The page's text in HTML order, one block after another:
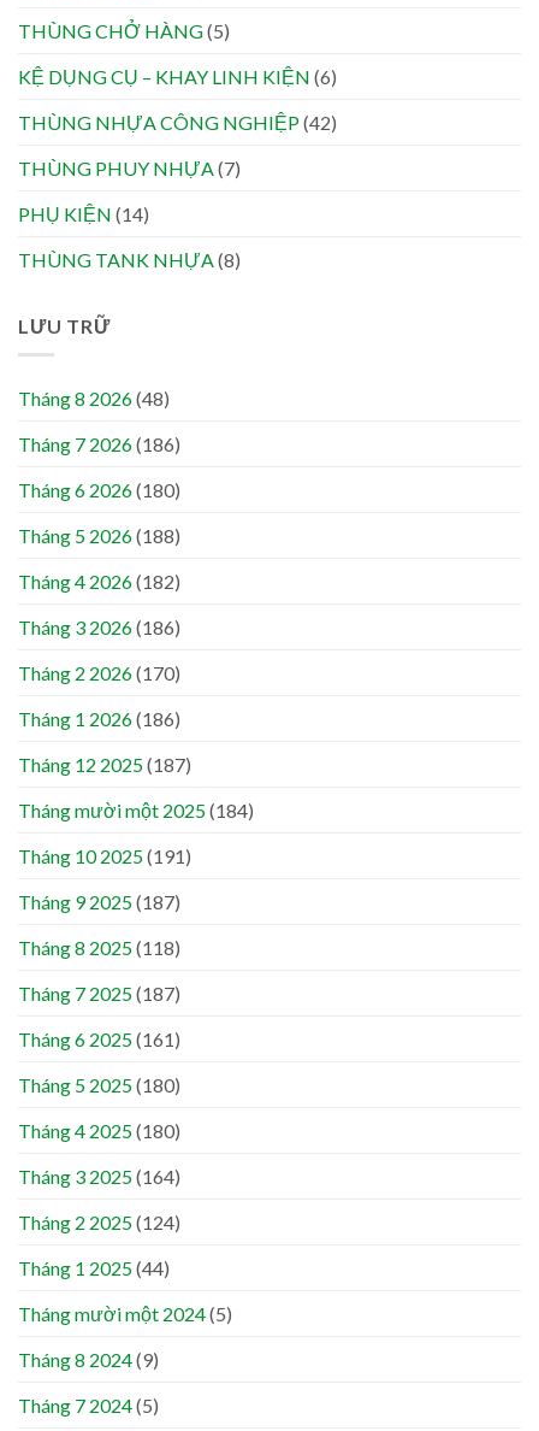
THÙNG CHỞ HÀNG(5)
KỆ DỤNG CỤ – KHAY LINH KIỆN (6)
THÙNG NHỰA CÔNG NGHIỆP(42)
THÙNG PHUY NHỰA(7)
PHỤ KIỆN (14)
THÙNG TANK NHỰA(8)
LƯU TRỮ
Tháng 8 2026(48)
Tháng 7 2026(186)
Tháng 6 2026(180)
Tháng 5 2026(188)
Tháng 4 2026(182)
Tháng 3 2026(186)
Tháng 2 2026(170)
Tháng 1 2026(186)
Tháng 12 2025(187)
Tháng mười một 2025(184)
Tháng 10 2025(191)
Tháng 9 2025(187)
Tháng 8 2025(118)
Tháng 7 2025(187)
Tháng 6 2025(161)
Tháng 5 2025(180)
Tháng 4 2025(180)
Tháng 3 2025(164)
Tháng 2 2025(124)
Tháng 1 2025(44)
Tháng mười một 2024(5)
Tháng 8 2024(9)
Tháng 7 2024(5)